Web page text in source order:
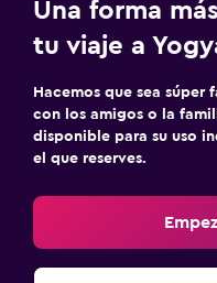
Una forma
tu viaje a
Hacemos que sea
con los amigos o la
disponible para su uso
el que reserves.